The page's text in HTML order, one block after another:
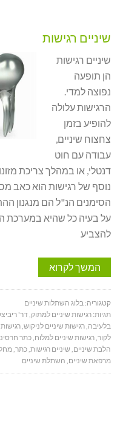
שיניים רגישות
שיניים רגישות
הן תופעה
נפוצה למדי.
הרגישות עלולה
להופיע בזמן
צחצוח שיניים,
עבודה עם חוט
דנטלי, או במהלך צריכת
נוסף של רגישות הוא כאב
הסימנים הנ"ל הם מנגנון
על בעיה כל שהיא במערכת
להצביע
המשך לקרוא
קטגוריה: בלוג השתלות שיניים
תגיות: רגישות שיניים למתוק,דר'
בלעיבה,רגישות שיניים לניקוש,
לקור,רגישות שיניים למלוח,כתר
הלבת שיניים, שיניים רגישות,כתר,
מרפאת שיניים, השתלת שיניים